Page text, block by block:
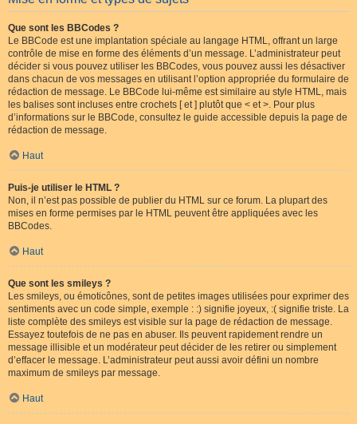
Que sont les BBCodes ?
Le BBCode est une implantation spéciale au langage HTML, offrant un large
contrôle de mise en forme des éléments d’un message. L’administrateur peut
décider si vous pouvez utiliser les BBCodes, vous pouvez aussi les désactiver
dans chacun de vos messages en utilisant l’option appropriée du formulaire de
rédaction de message. Le BBCode lui-même est similaire au style HTML, mais
les balises sont incluses entre crochets [ et ] plutôt que < et >. Pour plus
d’informations sur le BBCode, consultez le guide accessible depuis la page de
rédaction de message.
Haut
Puis-je utiliser le HTML ?
Non, il n’est pas possible de publier du HTML sur ce forum. La plupart des
mises en forme permises par le HTML peuvent être appliquées avec les
BBCodes.
Haut
Que sont les smileys ?
Les smileys, ou émoticônes, sont de petites images utilisées pour exprimer des
sentiments avec un code simple, exemple : :) signifie joyeux, :( signifie triste. La
liste complète des smileys est visible sur la page de rédaction de message.
Essayez toutefois de ne pas en abuser. Ils peuvent rapidement rendre un
message illisible et un modérateur peut décider de les retirer ou simplement
d’effacer le message. L’administrateur peut aussi avoir défini un nombre
maximum de smileys par message.
Haut